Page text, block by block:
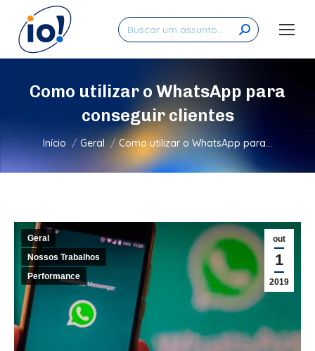
Search:
Como utilizar o WhatsApp para
conseguir clientes
Você está aqui:
Início Geral Como utilizar o WhatsApp para…
out
1
2019
Geral
Nossos Trabalhos
Performance